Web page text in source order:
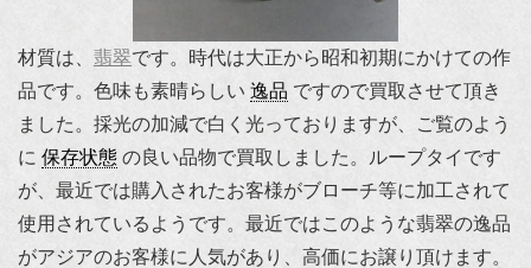
材質は、 翡翠です。時代は大正から昭和初期にかけての作
品です。色味も素晴らしい 逸品 ですので買取させて頂き
ました。採光の加減で白く光っておりますが、ご覧のよう
に 保存状態 の良い品物で買取しました。ループタイです
が、最近では購入されたお客様がブローチ等に加工されて
使用されているようです。最近ではこのような翡翠の逸品
がアジアのお客様に人気があり、高価にお譲り頂けます。